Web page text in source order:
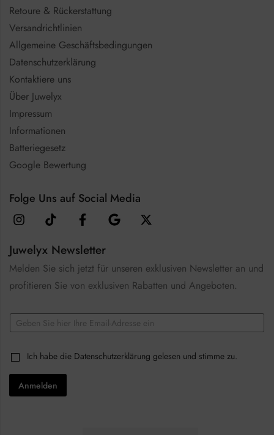
Retoure & Rückerstattung
Versandrichtlinien
Allgemeine Geschäftsbedingungen
Datenschutzerklärung
Kontaktiere uns
Über Juwelyx
Impressum
Informationen
Batteriegesetz
Google Bewertung
Folge Uns auf Social Media
Juwelyx Newsletter
Melden Sie sich jetzt für unseren exklusiven Newsletter an und
profitieren Sie von exklusiven Rabatten und Angeboten.
a
l
E
m
i
E
m
lC
h
e
k
Ich habe die Datenschutzerklärung gelesen und stimme zu.
Anmelden